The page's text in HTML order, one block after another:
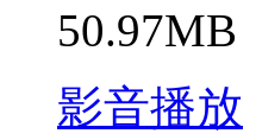
50.97MB
影音播放